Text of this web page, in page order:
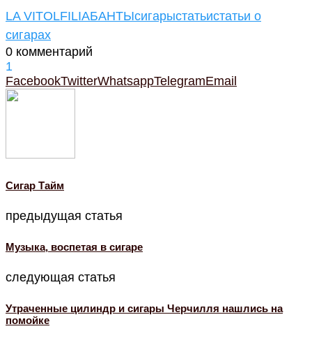
LA VITOLFILIAБАНТЫсигарыстатьистатьи о
сигарах
0 комментарий
1
FacebookTwitterWhatsappTelegramEmail
Cигар Тайм
предыдущая статья
Музыка, воспетая в сигаре
следующая статья
Утраченные цилиндр и сигары Черчилля нашлись на
помойке